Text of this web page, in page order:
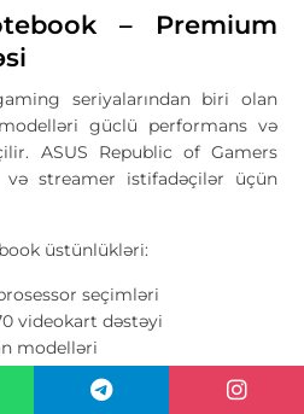
– Premium
seriyalarından biri olan
güclü performans və
ASUS Republic of Gamers
və streamer istifadəçilər üçün
üstünlükləri:
seçimləri
videokart dəstəyi
modelləri